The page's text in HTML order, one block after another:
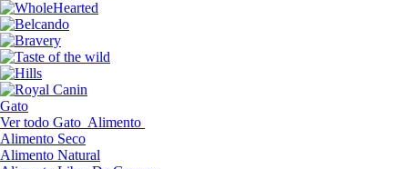
Gato
Ver todo Gato Alimento
Alimento Seco
Alimento Natural